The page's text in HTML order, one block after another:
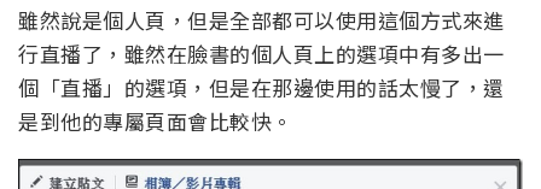
雖然說是個人頁，但是全部都可以使用這個方式來進
行直播了，雖然在臉書的個人頁上的選項中有多出一
個「直播」的選項，但是在那邊使用的話太慢了，還
是到他的專屬頁面會比較快。